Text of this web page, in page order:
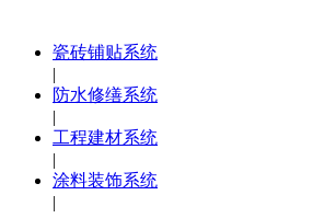
瓷砖铺贴系统
|
防水修缮系统
|
工程建材系统
|
涂料装饰系统
|